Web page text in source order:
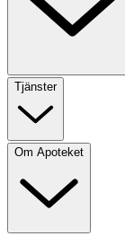
Tjänster
Om Apoteket